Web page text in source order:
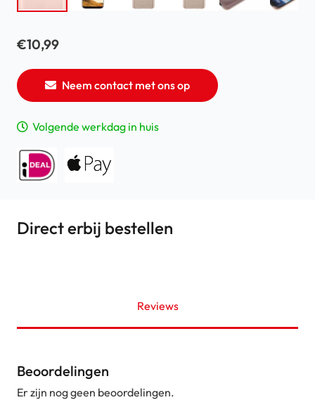
€10,99
Neem contact met ons op
Volgende werkdag in huis
Direct erbij bestellen
Reviews
Beoordelingen
Er zijn nog geen beoordelingen.